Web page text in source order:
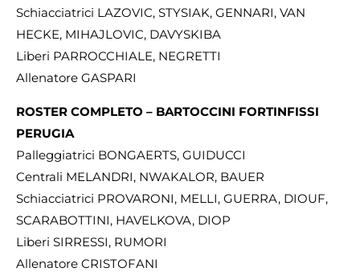
Schiacciatrici LAZOVIC, STYSIAK, GENNARI, VAN
HECKE, MIHAJLOVIC, DAVYSKIBA
Liberi PARROCCHIALE, NEGRETTI
Allenatore GASPARI
ROSTER COMPLETO – BARTOCCINI FORTINFISSI
PERUGIA
Palleggiatrici BONGAERTS, GUIDUCCI
Centrali MELANDRI, NWAKALOR, BAUER
Schiacciatrici PROVARONI, MELLI, GUERRA, DIOUF,
SCARABOTTINI, HAVELKOVA, DIOP
Liberi SIRRESSI, RUMORI
Allenatore CRISTOFANI